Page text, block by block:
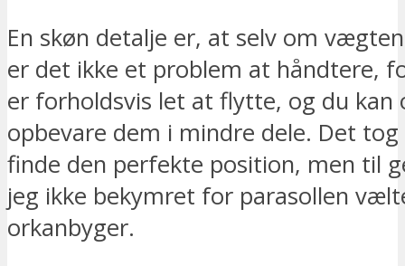
En skøn detalje er, at selv om
er det ikke et problem at håndtere,
er forholdsvis let at flytte, og du kan
opbevare dem i mindre dele. Det
finde den perfekte position, men til
jeg ikke bekymret for parasollen
orkanbyger.